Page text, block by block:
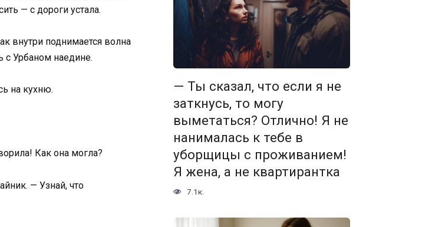
— с дороги устала.
внутри поднимается волна
с Урбаном наедине.
на кухню.
Как она могла?
— Узнай, что
— Ты сказал, что если я не
заткнусь, то могу
выметаться? Отлично! Я не
нанималась к тебе в
уборщицы с проживанием!
Я жена, а не квартирантка
7.1к.